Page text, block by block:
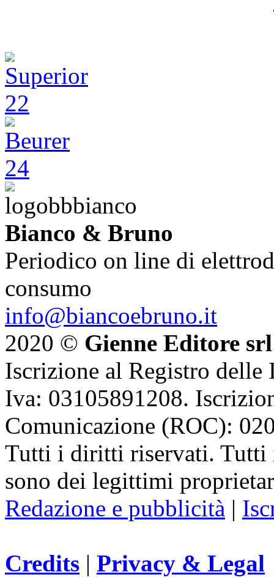
Bianco & Bruno
Periodico on line di
consumo
info@biancoebruno.it
2020 © Gienne Editore srl
Iscrizione al Registro delle
Iva: 03105891208.
Comunicazione (ROC):
Tutti i diritti riservati. Tutti
sono dei legittimi
Redazione e pubblicità |
Credits | Privacy & Legal